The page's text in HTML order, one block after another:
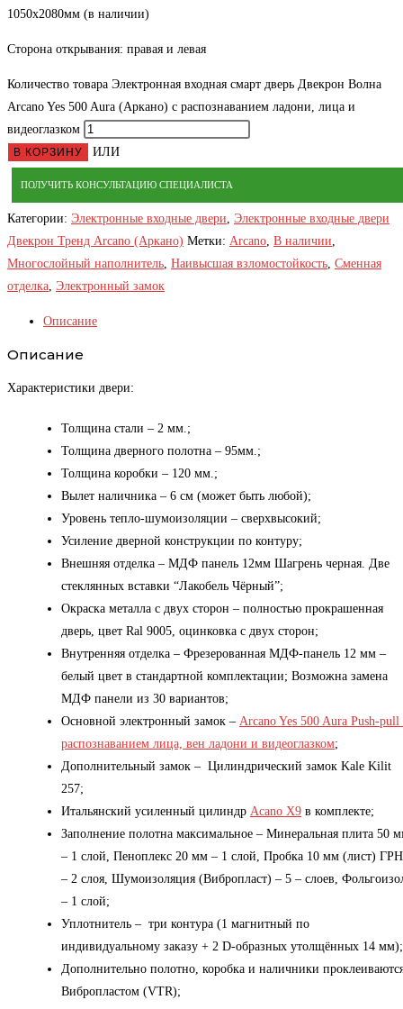
1050х2080мм (в наличии)
Сторона открывания: правая и левая
Количество товара Электронная входная смарт дверь Двекрон Волна
Arcano Yes 500 Aura (Аркано) с распознаванием ладони, лица и
видеоглазком
В КОРЗИНУ ИЛИ
ПОЛУЧИТЬ КОНСУЛЬТАЦИЮ СПЕЦИАЛИСТА
Категории: Электронные входные двери, Электронные входные двери
Двекрон Тренд Arcano (Аркано) Метки: Arcano, В наличии,
Многослойный наполнитель, Наивысшая взломостойкость, Сменная
отделка, Электронный замок
Описание
Описание
Характеристики двери:
Толщина стали – 2 мм.;
Толщина дверного полотна – 95мм.;
Толщина коробки – 120 мм.;
Вылет наличника – 6 см (может быть любой);
Уровень тепло-шумоизоляции – сверхвысокий;
Усиление дверной конструкции по контуру;
Внешняя отделка – МДФ панель 12мм Шагрень черная. Две
стеклянных вставки “Лакобель Чёрный”;
Окраска металла с двух сторон – полностью прокрашенная
дверь, цвет Ral 9005, оцинковка с двух сторон;
Внутренняя отделка – Фрезерованная МДФ-панель 12 мм –
белый цвет в стандартной комплектации; Возможна замена
МДФ панели из 30 вариантов;
Основной электронный замок – Arcano Yes 500 Aura Push-pull
распознаванием лица, вен ладони и видеоглазком;
Дополнительный замок – Цилиндрический замок Kale Kilit
257;
Итальянский усиленный цилиндр Acano X9 в комплекте;
Заполнение полотна максимальное – Минеральная плита 50
– 1 слой, Пеноплекс 20 мм – 1 слой, Пробка 10 мм (лист) ГРН
– 2 слоя, Шумоизоляция (Вибропласт) – 5 – слоев,
– 1 слой;
Уплотнитель – три контура (1 магнитный по
индивидуальному заказу + 2 D-образных утолщённых 14 мм);
Дополнительно полотно, коробка и наличники
Вибропластом (VTR);